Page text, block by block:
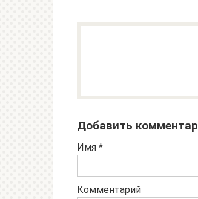
Добавить
Имя *
Комментарий